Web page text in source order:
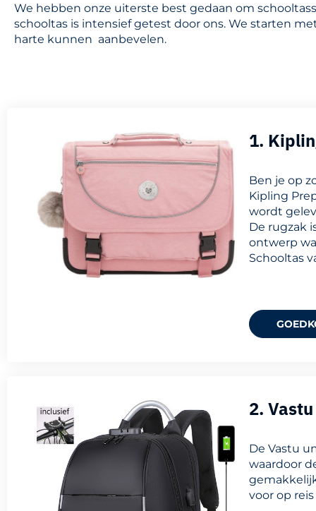
We hebben onze uiterste best gedaan om
schooltas is intensief getest door ons. We starten
harte kunnen aanbevelen.
1.
Ben je op
Kipling
wordt
De rugzak
ontwerp
Schooltas
2.
De Vastu
waardoor
voor op